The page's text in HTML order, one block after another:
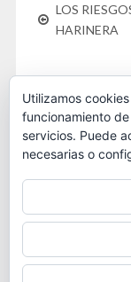
LOS
HARINERA
Este obra
Utilizamos
funcionamiento
servicios. Puede
necesarias o